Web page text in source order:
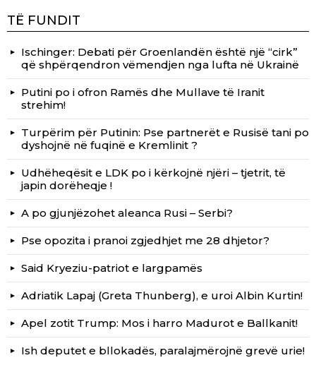
TË FUNDIT
Ischinger: Debati për Groenlandën është një “cirk”
që shpërqendron vëmendjen nga lufta në Ukrainë
Putini po i ofron Ramës dhe Mullave të Iranit
strehim!
Turpërim për Putinin: Pse partnerët e Rusisë tani po
dyshojnë në fuqinë e Kremlinit ?
Udhëheqësit e LDK po i kërkojnë njëri – tjetrit, të
japin dorëheqje !
A po gjunjëzohet aleanca Rusi – Serbi?
Pse opozita i pranoi zgjedhjet me 28 dhjetor?
Said Kryeziu-patriot e largpamës
Adriatik Lapaj (Greta Thunberg), e uroi Albin Kurtin!
Apel zotit Trump: Mos i harro Madurot e Ballkanit!
Ish deputet e bllokadës, paralajmërojnë grevë urie!